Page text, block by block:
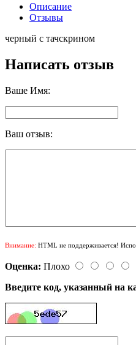
Описание
Отзывы
черный с тачскрином
Написать отзыв
Ваше Имя:
Ваш отзыв:
Внимание: HTML не поддерживается!
Оценка: Плохо
Введите код, указанный на